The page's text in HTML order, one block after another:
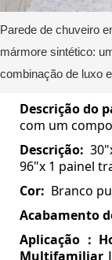
Parede de chuveiro
mármore sintético:
combinação de luxo e
Descrição do
com um
Descrição:
96"x 1
Cor: Branco
Acabamento
Aplicação
：
Multifamiliar